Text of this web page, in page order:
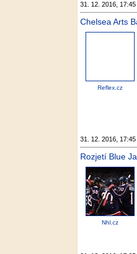
31. 12. 2016, 17:45
Chelsea Arts
Reflex.cz
31. 12. 2016, 17:45
Rozjetí Blue
Nhl.cz